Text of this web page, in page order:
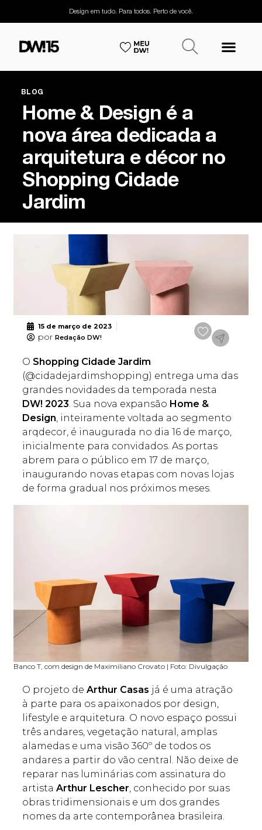
Design em tudo. Para todos. Perto de você.
BLOG
Home & Design é a
nova área dedicada a
arquitetura e décor no
Shopping Cidade
Jardim
15 de março de 2023
por Redação DW!
O Shopping Cidade Jardim
(@cidadejardimshopping) entrega uma das
grandes novidades da temporada nesta
DW! 2023. Sua nova expansão Home &
Design, inteiramente voltada ao segmento
arqdecor, é inaugurada no dia 16 de março,
inicialmente para convidados. As portas
abrem para o público em 17 de março,
inaugurando novas etapas com novas lojas
de forma gradual nos próximos meses.
Banco T, com design de Maximiliano Crovato | Foto: Divulgação
O projeto deArthur Casas já é uma atração
à parte para os apaixonados por design,
lifestyle e arquitetura. O novo espaço possui
três andares, vegetação natural, amplas
alamedas e uma visão 360º de todos os
andares a partir do vão central. Não deixe de
reparar nas luminárias com assinatura do
artistaArthur Lescher, conhecido por suas
obras tridimensionais e um dos grandes
nomes da arte contemporânea brasileira.